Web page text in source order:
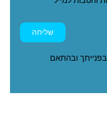
שליחה
ובהתאם